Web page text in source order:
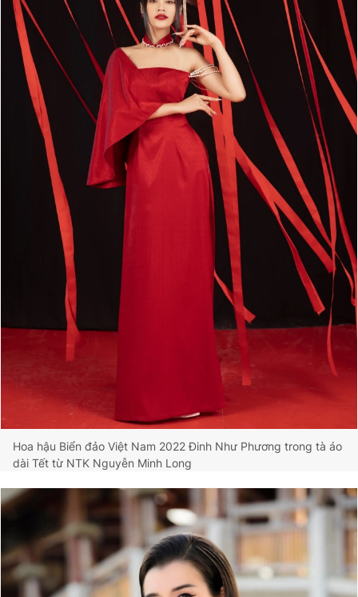
Hoa hậu Biển đảo Việt Nam 2022 Đinh Như Phương trong tà áo
dài Tết từ NTK Nguyễn Minh Long